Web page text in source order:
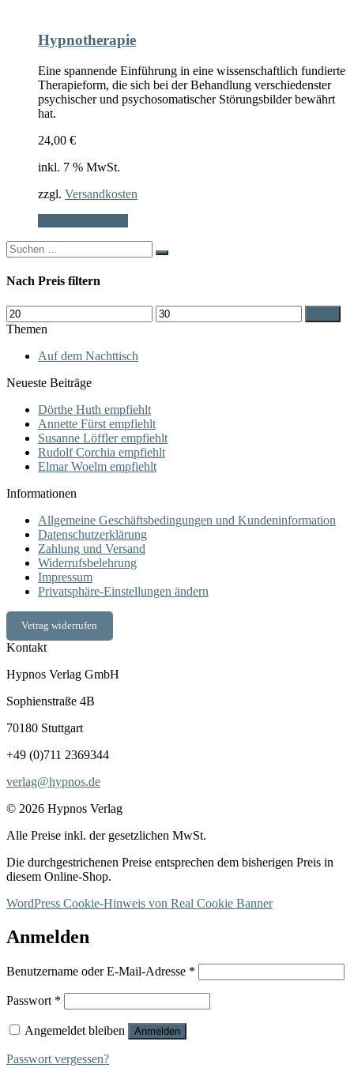
Hypnotherapie
Eine spannende Einführung in eine wissenschaftlich fundierte
Therapieform, die sich bei der Behandlung verschiedenster
psychischer und psychosomatischer Störungsbilder bewährt
hat.
24,00 €
inkl. 7 % MwSt.
zzgl. Versandkosten
Search
for:
Nach Preis filtern
Min.
Preis
Max.
Preis
Themen
Auf dem Nachttisch
Neueste Beiträge
Dörthe Huth empfiehlt
Annette Fürst empfiehlt
Susanne Löffler empfiehlt
Rudolf Corchia empfiehlt
Elmar Woelm empfiehlt
Informationen
Allgemeine Geschäftsbedingungen und Kundeninformation
Datenschutzerklärung
Zahlung und Versand
Widerrufsbelehrung
Impressum
Privatsphäre-Einstellungen ändern
Vetrag widerrufen
Kontakt
Hypnos Verlag GmbH
Sophienstraße 4B
70180 Stuttgart
+49 (0)711 2369344
verlag@hypnos.de
© 2026 Hypnos Verlag
Alle Preise inkl. der gesetzlichen MwSt.
Die durchgestrichenen Preise entsprechen dem bisherigen Preis in
diesem Online-Shop.
WordPress Cookie-Hinweis von Real Cookie Banner
Anmelden
Benutzername oder E-Mail-Adresse *
Passwort *
Angemeldet bleiben Anmelden
Passwort vergessen?